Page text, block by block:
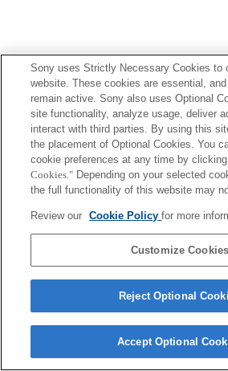
Sony uses Strictly Necessary Cookies to
website. These cookies are essential,
remain active. Sony also uses Optional
site functionality, analyze usage, deliver
interact with third parties. By using this
the placement of Optional Cookies. You
cookie preferences at any time by clicking
Cookies." Depending on your selected
the full functionality of this website may
Review our Cookie Policyfor more
Customize Cookies
Reject Optional
Accept Optional